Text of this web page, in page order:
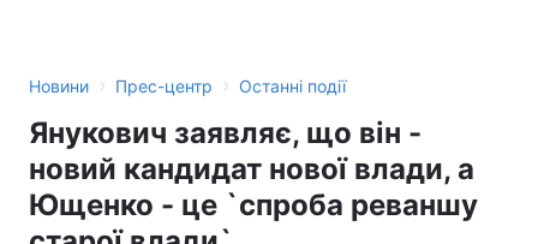
Новини › Прес-центр › Останні події
Янукович заявляє, що він -
новий кандидат нової влади, а
Ющенко - це `спроба реваншу